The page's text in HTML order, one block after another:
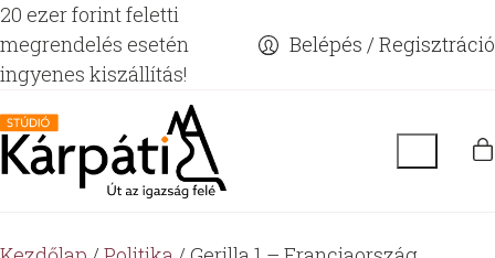
20 ezer forint feletti
megrendelés esetén
ingyenes kiszállítás!
Belépés / Regisztráció